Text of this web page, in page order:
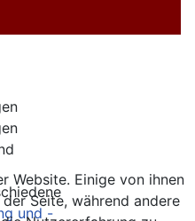
und -
Website. Einige von ihnen
Seite, während andere